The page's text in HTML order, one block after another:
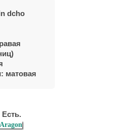
dcho
матовая